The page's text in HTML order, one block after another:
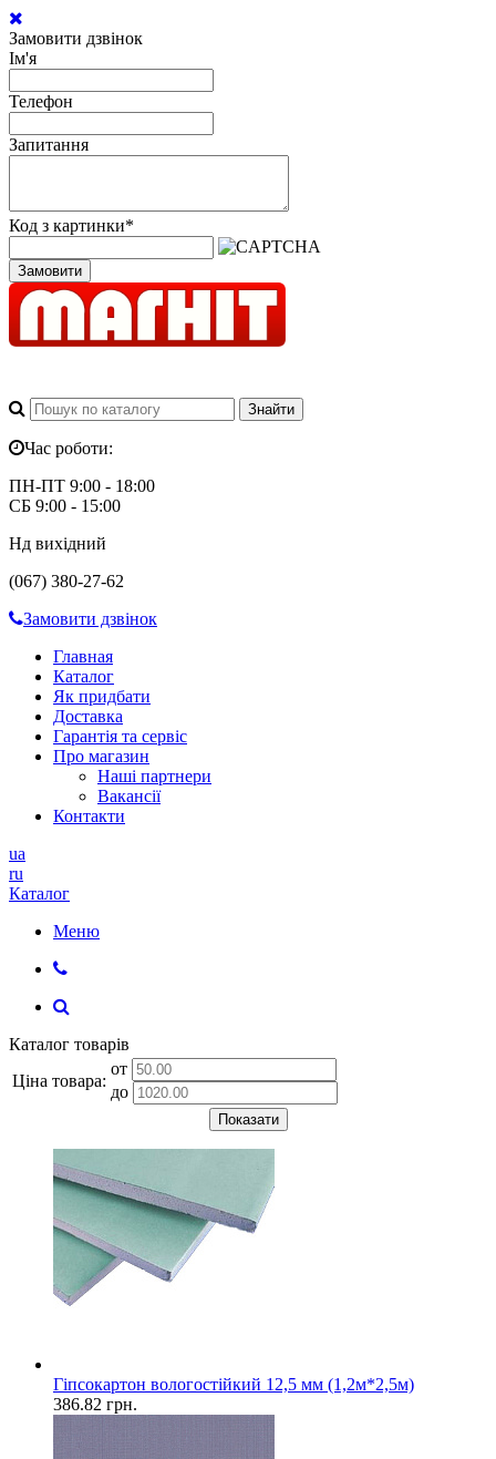
Замовити дзвінок
Ім'я
Телефон
Запитання
Код з картинки*
Замовити
Час роботи:
ПН-ПТ 9:00 - 18:00
СБ 9:00 - 15:00
Нд вихідний
(067) 380-27-62
Замовити дзвінок
Главная
Каталог
Як придбати
Доставка
Гарантія та сервіс
Про магазин
Наші партнери
Вакансії
Контакти
ua
ru
Каталог
Меню
Каталог товарів
Ціна товара:
от
до
Показати
Гіпсокартон вологостійкий 12,5 мм (1,2м*2,5м)
386.82 грн.